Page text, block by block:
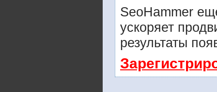
SeoHammer
ускоряет
результаты